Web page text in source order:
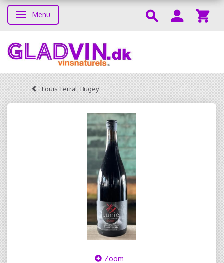
Toggle navigation
Menu
Louis Terral, Bugey
Zoom